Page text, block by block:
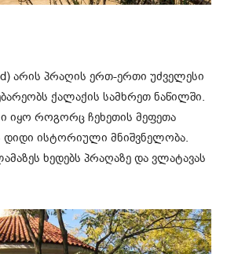
არის პრაღის ერთ-ერთი უძველესი
ქალაქის სამხრეთ ნაწილში.
იყო როგორც ჩეხეთის მეფეთა
დიდი ისტორიული მნიშვნელობა.
ხედებს პრაღაზე და ვლატავას